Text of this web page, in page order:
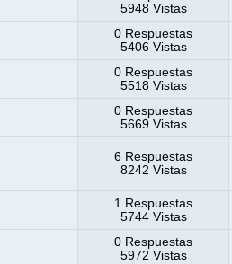
5948 Vistas
0 Respuestas
5406 Vistas
0 Respuestas
5518 Vistas
0 Respuestas
5669 Vistas
6 Respuestas
8242 Vistas
1 Respuestas
5744 Vistas
0 Respuestas
5972 Vistas